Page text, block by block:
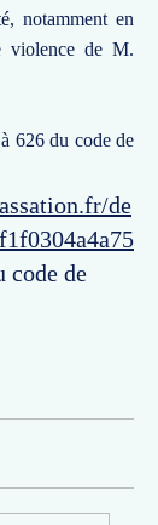
notamment en
violence de M.
626 du code de
de
code de